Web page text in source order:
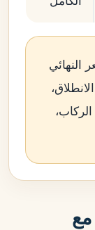
النهائي